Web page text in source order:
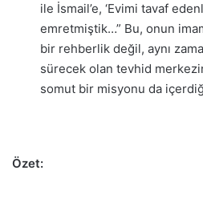
ile İsmail’e, ‘Evimi tavaf
emretmiştik…” Bu, onun
bir rehberlik değil, aynı
sürecek olan tevhid
somut bir misyonu da
Özet: